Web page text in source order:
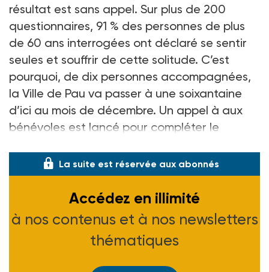
résultat est sans appel. Sur plus de 200
questionnaires, 91 % des personnes de plus
de 60 ans interrogées ont déclaré se sentir
seules et souffrir de cette solitude. C’est
pourquoi, de dix personnes accompagnées,
la Ville de Pau va passer à une soixantaine
d’ici au mois de décembre. Un appel à aux
bénévoles est lancé pour compléter le
La suite est réservée aux abonnés
Accédez en illimité
à nos contenus et à nos newsletters
thématiques